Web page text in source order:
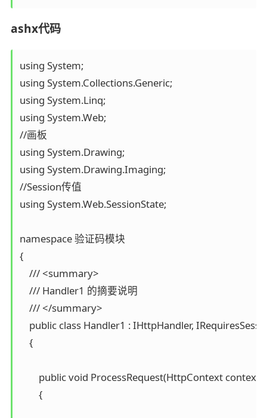
ashx代码
using System;
using System.Collections.Generic;
using System.Linq;
using System.Web;
//画板
using System.Drawing;
using System.Drawing.Imaging;
//Session传值
using System.Web.SessionState;
namespace 验证码模块
{
    /// <summary>
    /// Handler1 的摘要说明
    /// </summary>
public class Handler1 : IHttpHandler,
    {
        public void ProcessRequest(HttpContext context)
        {